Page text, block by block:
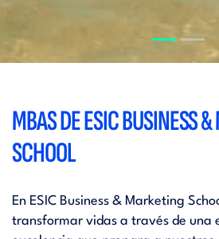
MBAS DE ESIC BUSINESS
SCHOOL
En ESIC Business & Marketing
transformar vidas a través de una